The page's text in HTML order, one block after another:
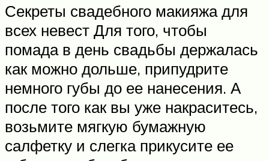
Секреты свадебного макияжа для
всех невест Для того, чтобы
помада в день свадьбы держалась
как можно дольше, припудрите
немного губы до ее нанесения. А
после того как вы уже накраситесь,
возьмите мягкую бумажную
салфетку и слегка прикусите ее